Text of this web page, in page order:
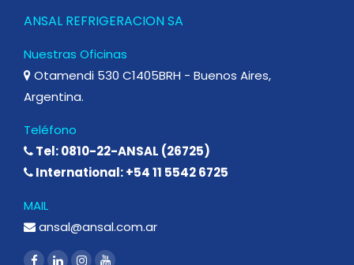
ANSAL REFRIGERACION SA
Nuestras Oficinas
Otamendi 530 C1405BRH - Buenos Aires,
Argentina.
Teléfono
Tel: 0810-22-ANSAL (26725)
International: +54 11 5542 6725
MAIL
ansal@ansal.com.ar